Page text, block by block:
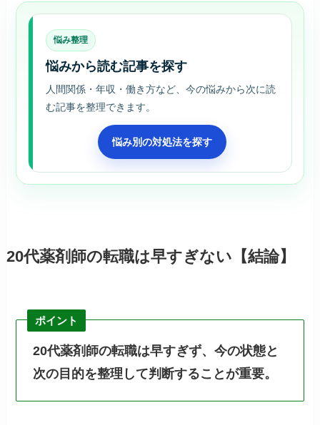
悩み整理
悩みから読む記事を探す
人間関係・年収・働き方など、今の悩みから次に読
む記事を整理できます。
悩み別の対処法を探す
20代薬剤師の転職は早すぎない【結論】
ポイント
20代薬剤師の転職は早すぎず、今の状態と
次の目的を整理して判断することが重要。